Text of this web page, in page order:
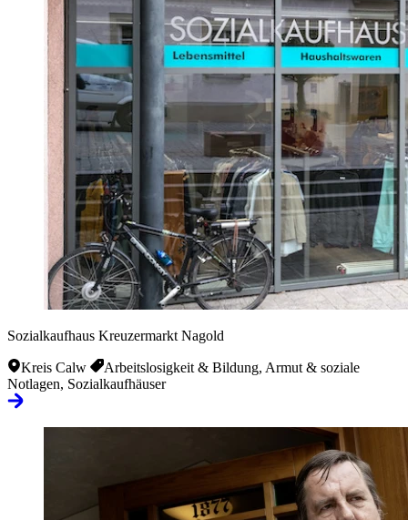
Sozialkaufhaus Kreuzermarkt Nagold
Kreis Calw
Arbeitslosigkeit & Bildung, Armut & soziale
Notlagen, Sozialkaufhäuser